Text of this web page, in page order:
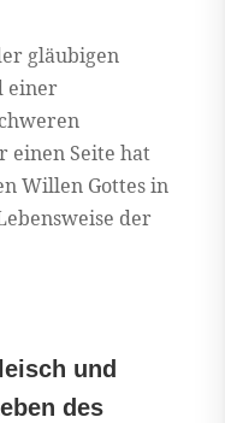
gläubigen
einer
einen Seite hat
Willen Gottes in
der
und
des